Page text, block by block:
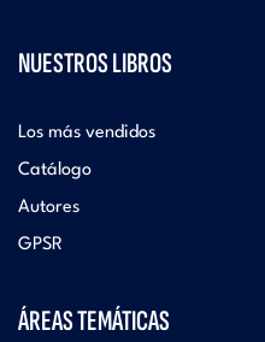
NUESTROS LIBROS
Los más vendidos
Catálogo
Autores
GPSR
ÁREAS TEMÁTICAS